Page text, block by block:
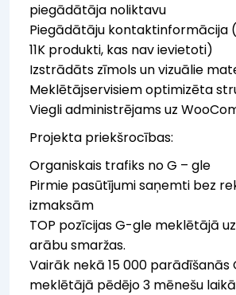
piegādātāja noliktavu
Piegādātāju kontaktinformācija
11K produkti, kas nav ievietoti)
Izstrādāts zīmols un vizuālie
Meklētājservisiem optimizēta
Viegli administrējams uz
Projekta priekšrocības:
Organiskais trafiks no G – gle
Pirmie pasūtījumi saņemti bez
izmaksām
TOP pozīcijas G-gle meklētājā
arābu smaržas.
Vairāk nekā 15 000 parādīšanās
meklētājā pēdējo 3 mēnešu laikā